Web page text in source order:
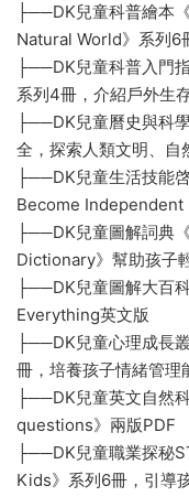
├──DK兒童科普繪本
Natural World》系列6
├──DK兒童科普入門
系列4冊，介紹戶外生
├──DK兒童曆史與科
全，探索人類文明、自
├──DK兒童生活技能
Become Independent
├──DK兒童圖解詞典
Dictionary》幫助孩子
├──DK兒童圖解大百
Everything英文版
├──DK兒童心理成長
冊，培養孩子情緒管理
├──DK兒童英文自然
questions》兩版PDF
├──DK兒童職業探秘
Kids》系列6冊，引導